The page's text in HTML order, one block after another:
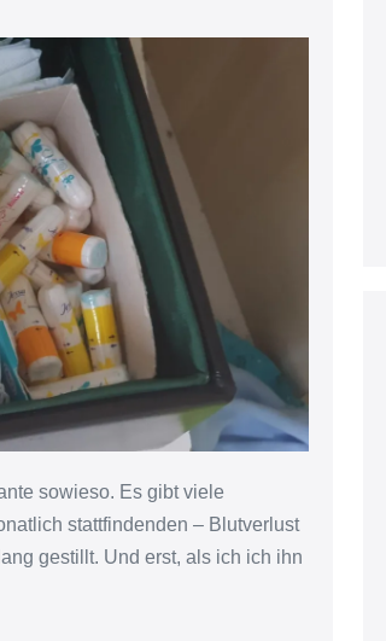
sowieso. Es gibt viele
stattfindenden – Blutverlust
gestillt. Und erst, als ich ich ihn